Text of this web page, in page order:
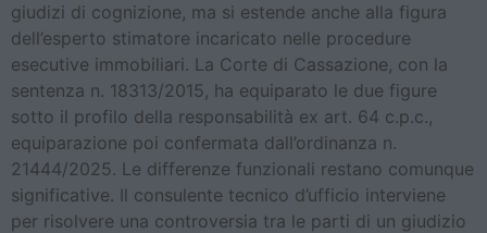
giudizi di cognizione, ma si estende anche alla figura
dell’esperto stimatore incaricato nelle procedure
esecutive immobiliari. La Corte di Cassazione, con la
sentenza n. 18313/2015, ha equiparato le due figure
sotto il profilo della responsabilità ex art. 64 c.p.c.,
equiparazione poi confermata dall’ordinanza n.
21444/2025. Le differenze funzionali restano comunque
significative. Il consulente tecnico d’ufficio interviene
per risolvere una controversia tra le parti di un giudizio